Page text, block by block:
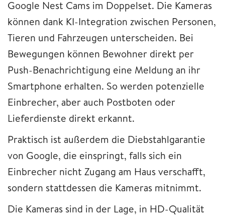
Google Nest Cams im Doppelset. Die Kameras
können dank KI-Integration zwischen Personen,
Tieren und Fahrzeugen unterscheiden. Bei
Bewegungen können Bewohner direkt per
Push-Benachrichtigung eine Meldung an ihr
Smartphone erhalten. So werden potenzielle
Einbrecher, aber auch Postboten oder
Lieferdienste direkt erkannt.
Praktisch ist außerdem die Diebstahlgarantie
von Google, die einspringt, falls sich ein
Einbrecher nicht Zugang am Haus verschafft,
sondern stattdessen die Kameras mitnimmt.
Die Kameras sind in der Lage, in HD-Qualität